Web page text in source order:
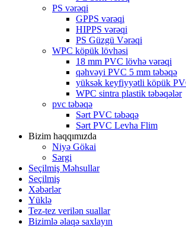
PS vərəqi
GPPS vərəqi
HIPPS vərəqi
PS Güzgü Vərəqi
WPC köpük lövhəsi
18 mm PVC lövhə vərəqi
qəhvəyi PVC 5 mm təbəqə
yüksək keyfiyyətli köpük
WPC sintra plastik təbəqələr
pvc təbəqə
Sərt PVC təbəqə
Sərt PVC Levha Flim
Bizim haqqımızda
Niyə Gökai
Sərgi
Seçilmiş Məhsullar
Seçilmiş
Xəbərlər
Yüklə
Tez-tez verilən suallar
Bizimlə əlaqə saxlayın